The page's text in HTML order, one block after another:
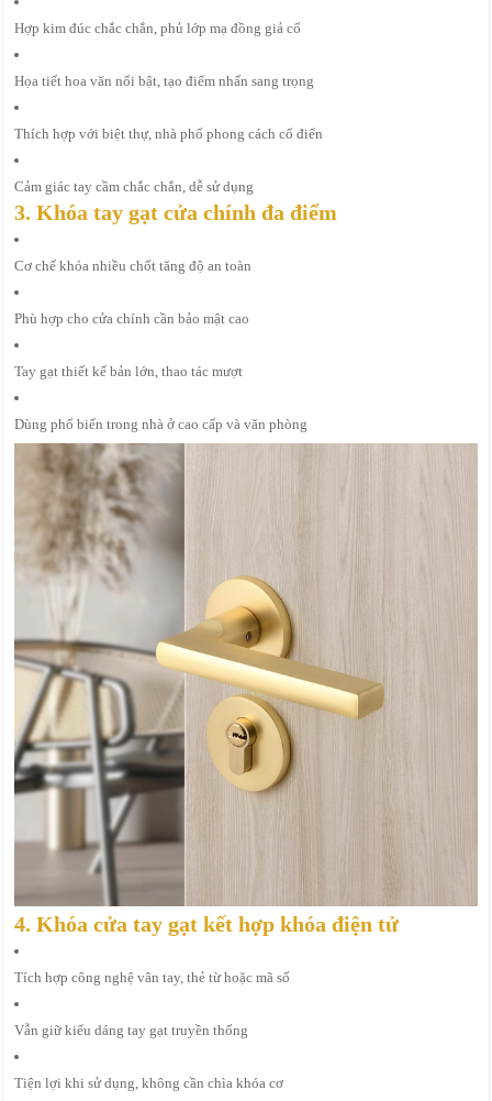
Hợp kim đúc chắc chắn, phủ lớp mạ đồng giả cổ
Họa tiết hoa văn nổi bật, tạo điểm nhấn sang trọng
Thích hợp với biệt thự, nhà phố phong cách cổ điển
Cảm giác tay cầm chắc chắn, dễ sử dụng
3. Khóa tay gạt cửa chính đa điểm
Cơ chế khóa nhiều chốt tăng độ an toàn
Phù hợp cho cửa chính cần bảo mật cao
Tay gạt thiết kế bản lớn, thao tác mượt
Dùng phổ biến trong nhà ở cao cấp và văn phòng
4. Khóa cửa tay gạt kết hợp khóa điện tử
Tích hợp công nghệ vân tay, thẻ từ hoặc mã số
Vẫn giữ kiểu dáng tay gạt truyền thống
Tiện lợi khi sử dụng, không cần chìa khóa cơ